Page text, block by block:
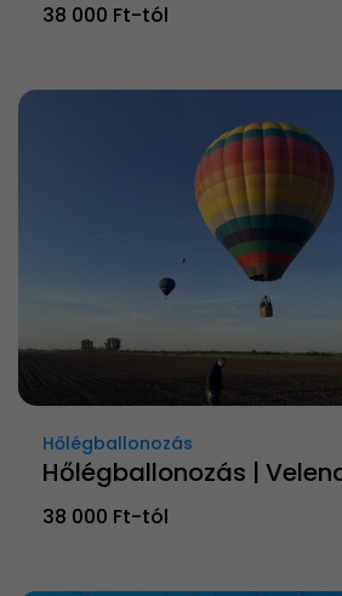
38 000 Ft-tól
Hőlégballonozás
Hőlégballonozás |
38 000 Ft-tól